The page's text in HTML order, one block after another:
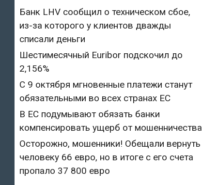
Банк LHV сообщил о техническом сбое,
из-за которого у клиентов дважды
списали деньги
Шестимесячный Euribor подскочил до
2,156%
С 9 октября мгновенные платежи станут
обязательными во всех странах ЕС
В ЕС подумывают обязать банки
компенсировать ущерб от мошенничества
Осторожно, мошенники! Обещали вернуть
человеку 66 евро, но в итоге с его счета
пропало 37 800 евро